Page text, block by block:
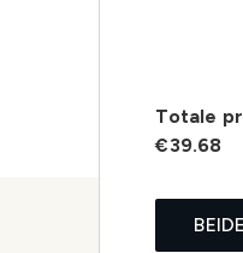
Totale
€39.68